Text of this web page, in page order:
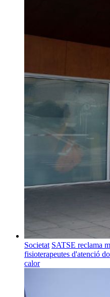
Societat SATSE reclama
fisioterapeutes d'atenció
calor